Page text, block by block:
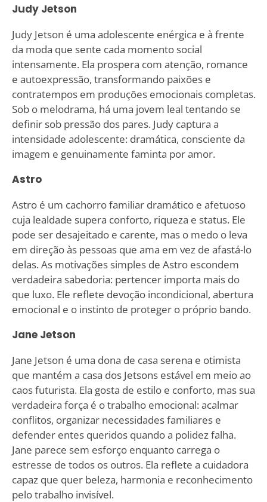
Judy Jetson
Judy Jetson é uma adolescente enérgica e à frente
da moda que sente cada momento social
intensamente. Ela prospera com atenção, romance
e autoexpressão, transformando paixões e
contratempos em produções emocionais completas.
Sob o melodrama, há uma jovem leal tentando se
definir sob pressão dos pares. Judy captura a
intensidade adolescente: dramática, consciente da
imagem e genuinamente faminta por amor.
Astro
Astro é um cachorro familiar dramático e afetuoso
cuja lealdade supera conforto, riqueza e status. Ele
pode ser desajeitado e carente, mas o medo o leva
em direção às pessoas que ama em vez de afastá-lo
delas. As motivações simples de Astro escondem
verdadeira sabedoria: pertencer importa mais do
que luxo. Ele reflete devoção incondicional, abertura
emocional e o instinto de proteger o próprio bando.
Jane Jetson
Jane Jetson é uma dona de casa serena e otimista
que mantém a casa dos Jetsons estável em meio ao
caos futurista. Ela gosta de estilo e conforto, mas sua
verdadeira força é o trabalho emocional: acalmar
conflitos, organizar necessidades familiares e
defender entes queridos quando a polidez falha.
Jane parece sem esforço enquanto carrega o
estresse de todos os outros. Ela reflete a cuidadora
capaz que quer beleza, harmonia e reconhecimento
pelo trabalho invisível.